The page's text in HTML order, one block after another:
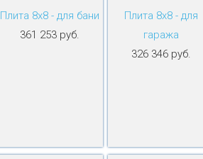
Плита 8х8 - для бани
361 253 руб.
Плита 8х8 - для
гаража
326 346 руб.